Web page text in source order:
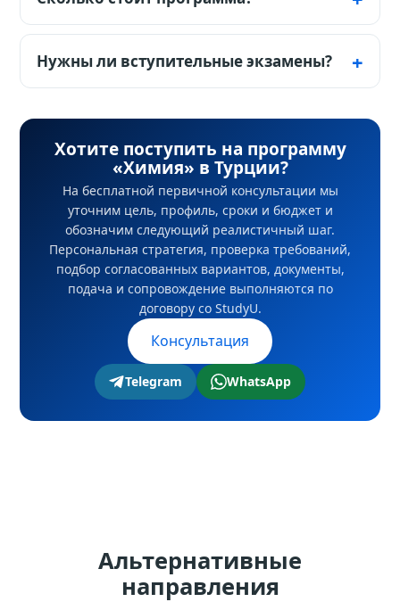
соответствует подготовке. Профессия
роли требуют другой квалификации.
Бакалавриат Chemistry в Istinye указан по
$8 000 за год. Окончательную сумму, срок
действия и график платежей
Нужны ли вступительные экзамены?
вузов. Частный университет может
оценивать аттестат, а отдельные
программы запрашивают SAT, TR-YÖS или
внутреннюю оценку.
Хотите поступить на программу
«Химия» в Турции?
На бесплатной первичной консультации мы
уточним цель, профиль, сроки и бюджет и
обозначим следующий реалистичный шаг.
Персональная стратегия, проверка требований,
подбор согласованных вариантов, документы,
подача и сопровождение выполняются по
договору со StudyU.
Консультация
Telegram WhatsApp
Альтернативные
направления